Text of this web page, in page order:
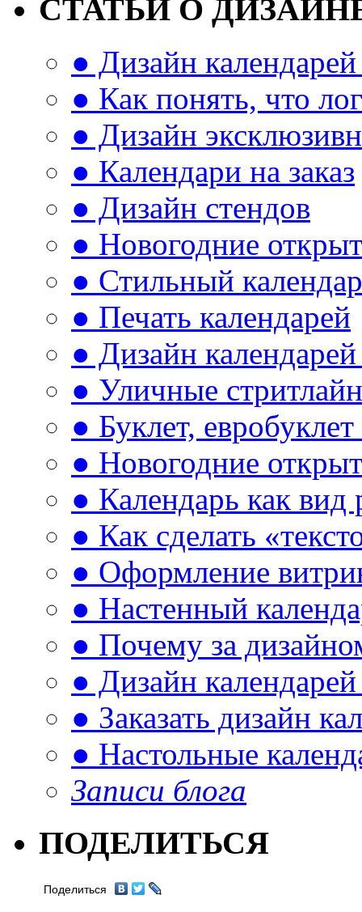
СТАТЬИ О
● Дизайн
● Как понять, что
● Дизайн
● Календари на заказ
● Дизайн стендов
● Новогодние
● Стильный
● Печать календарей
● Дизайн
● Уличные
● Буклет,
● Новогодние
● Календарь как вид
● Как сделать
● Оформление
● Настенный
● Почему за
● Дизайн
● Заказать дизайн
● Настольные
Записи блога
ПОДЕЛИТЬСЯ
Поделиться